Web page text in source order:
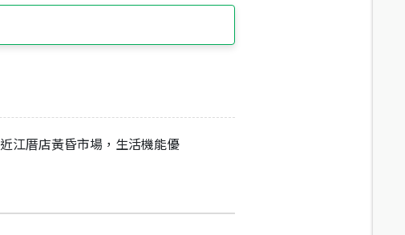
近江厝店黃昏市場，生活機能優